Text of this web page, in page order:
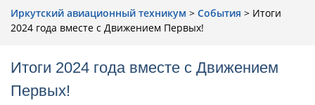
Иркутский авиационный техникум > События > Итоги
2024 года вместе с Движением Первых!
Итоги 2024 года вместе с Движением
Первых!